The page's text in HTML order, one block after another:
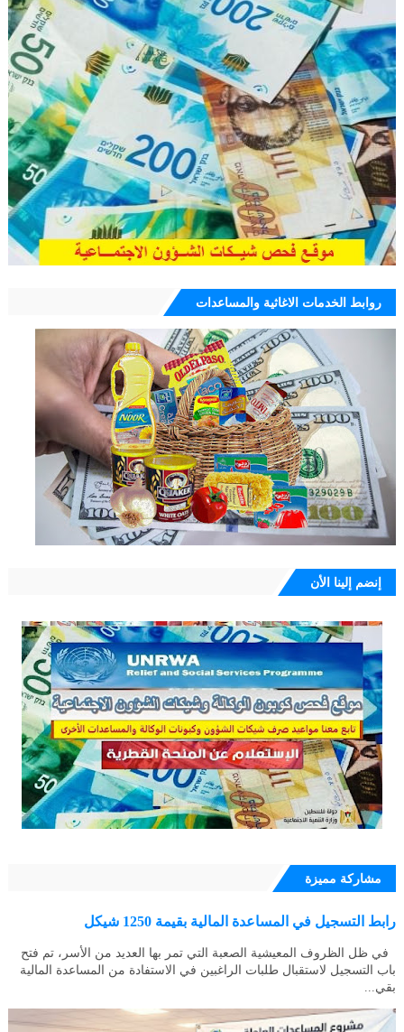
روابط الخدمات الاغاثية والمساعدات
إنضم إلينا الأن
مشاركة مميزة
رابط التسجيل في المساعدة المالية بقيمة 1250 شيكل
في ظل الظروف المعيشية الصعبة التي تمر بها العديد من الأسر، تم فتح
باب التسجيل لاستقبال طلبات الراغبين في الاستفادة من المساعدة المالية
بقي...